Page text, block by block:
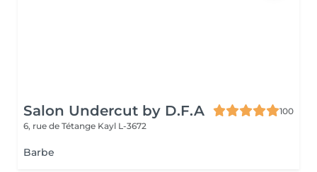
Salon Undercut by D.F.A
100
6, rue de Tétange Kayl L-3672
Barbe